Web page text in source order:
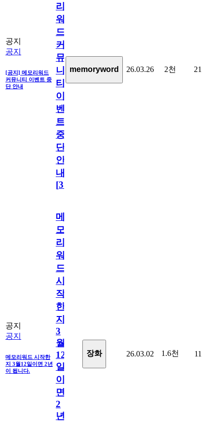
공지
공지
[공지] 메모리워드
커뮤니티 이벤트 중
단 안내
리
워
드
커
뮤
니
티
이
벤
트
중
단
안
내
[31
memoryword 26.03.26 2천 21
공지
공지
메모리워드 시작한
지 3월12일이면 2년
이 됩니다.
메
모
리
워
드
시
작
한
지
3
월
12
일
이
면
2
년
장화 26.03.02 1.6천 11